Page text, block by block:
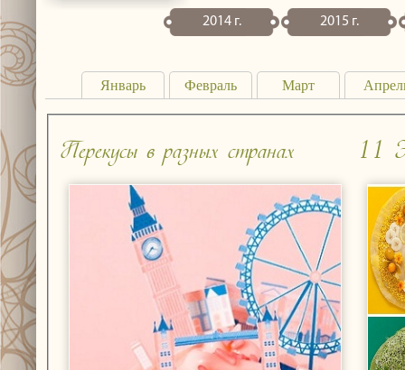
2014 г. 2015 г.
Январь Февраль Март
Перекусы в разных странах 11